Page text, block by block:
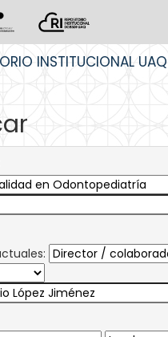
INSTITUCIONAL UAQ